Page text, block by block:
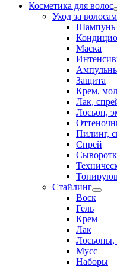
Косметика для волос
Уход за
Шампунь
Маска
Защита
Крем,
Лак,
Лосьон,
Пилинг,
Спрей
Стайлинг
Воск
Гель
Крем
Лак
Мусс
Наборы